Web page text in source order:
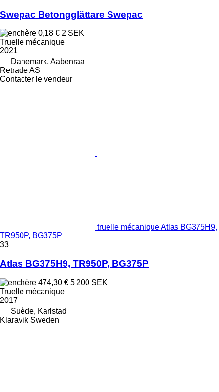
Swepac Betongglättare Swepac
0,18 € 2 SEK
Truelle mécanique
2021
Danemark, Aabenraa
Retrade AS
Contacter le vendeur
truelle mécanique Atlas BG375H9,
TR950P, BG375P
33
Atlas BG375H9, TR950P, BG375P
474,30 € 5 200 SEK
Truelle mécanique
2017
Suède, Karlstad
Klaravik Sweden